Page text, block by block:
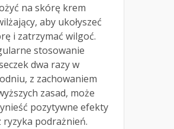
na skórę krem
aby ukołyszeć
i zatrzymać wilgoć.
stosowanie
dwa razy w
z zachowaniem
zasad, może
pozytywne efekty
ryzyka podrażnień.